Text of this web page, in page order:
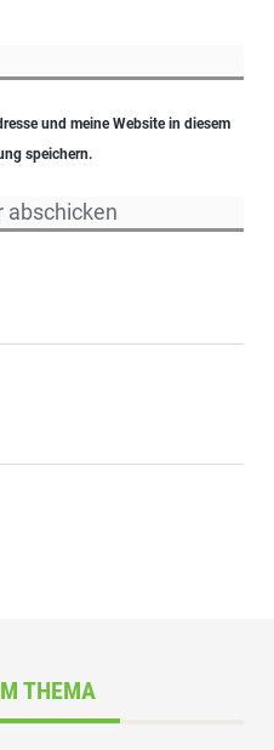
und meine Website in diesem
speichern.
THEMA